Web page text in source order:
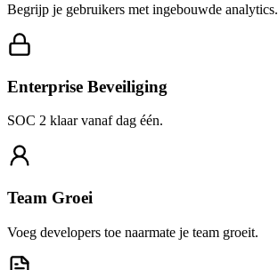
Begrijp je gebruikers met ingebouwde analytics.
Enterprise Beveiliging
SOC 2 klaar vanaf dag één.
Team Groei
Voeg developers toe naarmate je team groeit.